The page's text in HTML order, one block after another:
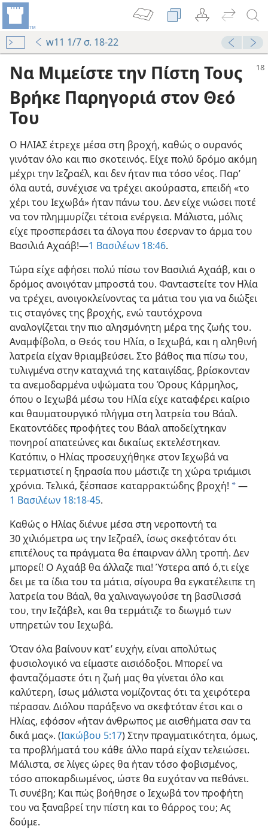
w11 1/7 σ. 18-22
Να Μιμείστε την Πίστη Τους
Βρήκε Παρηγοριά στον Θεό
Του
Ο ΗΛΙΑΣ έτρεχε μέσα στη βροχή, καθώς ο ουρανός
γινόταν όλο και πιο σκοτεινός. Είχε πολύ δρόμο ακόμη
μέχρι την Ιεζραέλ, και δεν ήταν πια τόσο νέος. Παρ’
όλα αυτά, συνέχισε να τρέχει ακούραστα, επειδή «το
χέρι του Ιεχωβά» ήταν πάνω του. Δεν είχε νιώσει ποτέ
να τον πλημμυρίζει τέτοια ενέργεια. Μάλιστα, μόλις
είχε προσπεράσει τα άλογα που έσερναν το άρμα του
Βασιλιά Αχαάβ!​—1 Βασιλέων 18:46.
Τώρα είχε αφήσει πολύ πίσω τον Βασιλιά Αχαάβ, και ο
δρόμος ανοιγόταν μπροστά του. Φανταστείτε τον Ηλία
να τρέχει, ανοιγοκλείνοντας τα μάτια του για να διώξει
τις σταγόνες της βροχής, ενώ ταυτόχρονα
αναλογίζεται την πιο αλησμόνητη μέρα της ζωής του.
Αναμφίβολα, ο Θεός του Ηλία, ο Ιεχωβά, και η αληθινή
λατρεία είχαν θριαμβεύσει. Στο βάθος πια πίσω του,
τυλιγμένα στην καταχνιά της καταιγίδας, βρίσκονταν
τα ανεμοδαρμένα υψώματα του Όρους Κάρμηλος,
όπου ο Ιεχωβά μέσω του Ηλία είχε καταφέρει καίριο
και θαυματουργικό πλήγμα στη λατρεία του Βάαλ.
Εκατοντάδες προφήτες του Βάαλ αποδείχτηκαν
πονηροί απατεώνες και δικαίως εκτελέστηκαν.
Κατόπιν, ο Ηλίας προσευχήθηκε στον Ιεχωβά να
τερματιστεί η ξηρασία που μάστιζε τη χώρα τριάμισι
χρόνια. Τελικά, ξέσπασε καταρρακτώδης βροχή! a​—
1 Βασιλέων 18:18-45.
Καθώς ο Ηλίας διένυε μέσα στη νεροποντή τα
30 χιλιόμετρα ως την Ιεζραέλ, ίσως σκεφτόταν ότι
επιτέλους τα πράγματα θα έπαιρναν άλλη τροπή. Δεν
μπορεί! Ο Αχαάβ θα άλλαζε πια! Ύστερα από ό,τι είχε
δει με τα ίδια του τα μάτια, σίγουρα θα εγκατέλειπε τη
λατρεία του Βάαλ, θα χαλιναγωγούσε τη βασίλισσά
του, την Ιεζάβελ, και θα τερμάτιζε το διωγμό των
υπηρετών του Ιεχωβά.
Όταν όλα βαίνουν κατ’ ευχήν, είναι απολύτως
φυσιολογικό να είμαστε αισιόδοξοι. Μπορεί να
φανταζόμαστε ότι η ζωή μας θα γίνεται όλο και
καλύτερη, ίσως μάλιστα νομίζοντας ότι τα χειρότερα
πέρασαν. Διόλου παράξενο να σκεφτόταν έτσι και ο
Ηλίας, εφόσον «ήταν άνθρωπος με αισθήματα σαν τα
δικά μας». (Ιακώβου 5:17) Στην πραγματικότητα, όμως,
τα προβλήματά του κάθε άλλο παρά είχαν τελειώσει.
Μάλιστα, σε λίγες ώρες θα ήταν τόσο φοβισμένος,
τόσο αποκαρδιωμένος, ώστε θα ευχόταν να πεθάνει.
Τι συνέβη; Και πώς βοήθησε ο Ιεχωβά τον προφήτη
του να ξαναβρεί την πίστη και το θάρρος του; Ας
δούμε.